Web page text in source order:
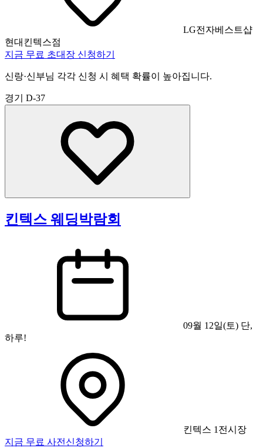
LG전자베스트샵
현대킨텍스점
지금 무료 초대장 신청하기
신랑·신부님 각각 신청 시 혜택 확률이 높아집니다.
경기 D-37
킨텍스 웨딩박람회
09월 12일(토) 단,
하루!
킨텍스 1전시장
지금 무료 사전신청하기